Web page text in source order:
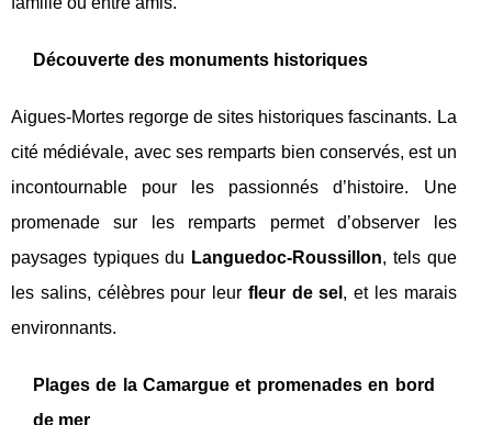
Découverte des monuments historiques
Aigues-Mortes regorge de sites historiques fascinants. La
cité médiévale, avec ses remparts bien conservés, est un
incontournable pour les passionnés d’histoire. Une
promenade sur les remparts permet d’observer les
paysages typiques du Languedoc-Roussillon, tels que
les salins, célèbres pour leur fleur de sel , et les marais
environnants.
Plages de la Camargue et promenades en bord
de mer